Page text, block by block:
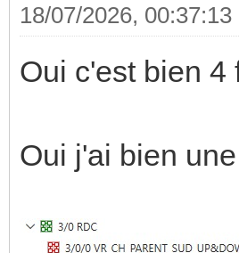
18/07/2026, 00:37:13
Oui c'est bien 4
Oui j'ai bien